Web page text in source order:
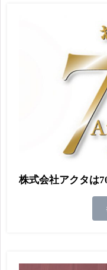
株式会社アクタは